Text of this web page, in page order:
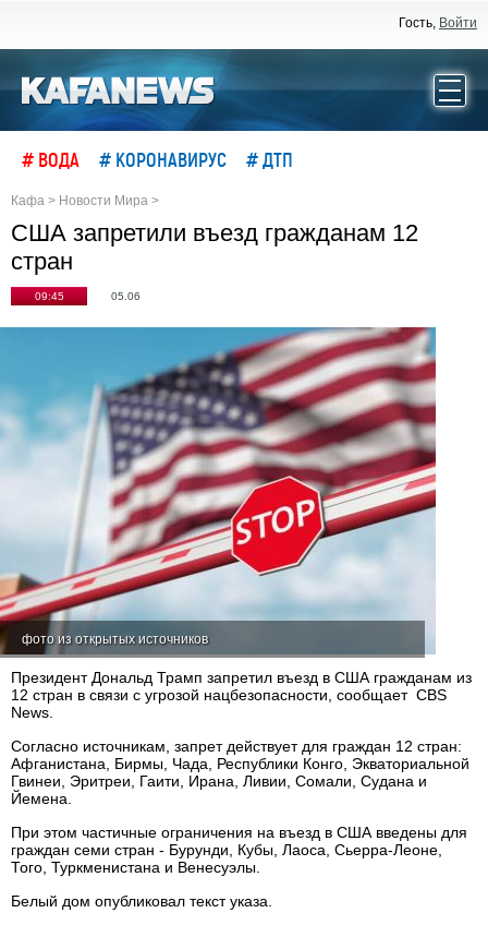
Гость, Войти
# ВОДА # КОРОНАВИРУС # ДТП
Кафа > Новости Мира >
США запретили въезд гражданам 12
стран
09:45 05.06
фото из открытых источников
Президент Дональд Трамп запретил въезд в США гражданам из
12 стран в связи с угрозой нацбезопасности, сообщает CBS
News.
Согласно источникам, запрет действует для граждан 12 стран:
Афганистана, Бирмы, Чада, Республики Конго, Экваториальной
Гвинеи, Эритреи, Гаити, Ирана, Ливии, Сомали, Судана и
Йемена.
При этом частичные ограничения на въезд в США введены для
граждан семи стран - Бурунди, Кубы, Лаоса, Сьерра-Леоне,
Того, Туркменистана и Венесуэлы.
Белый дом опубликовал текст указа.